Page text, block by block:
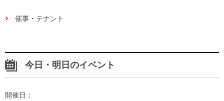
催事・テナント
今日・明日のイベント
開催日：